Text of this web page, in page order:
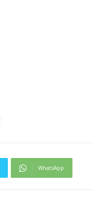
WhatsApp